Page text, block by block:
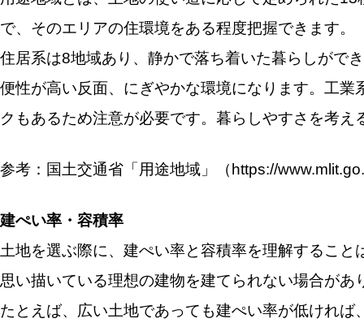
で、そのエリアの住環境をある程度把握できます。
住居系は8地域あり、静かで落ち着いた暮らしがで
便性が高い反面、にぎやかな環境になります。工
クもあるため注意が必要です。暮らしやすさを考
参考：国土交通省「用途地域」（https://
建ぺい率・容積率
土地を選ぶ際に、建ぺい率と容積率を理解するこ
思い描いている理想の建物を建てられない場合があ
たとえば、広い土地であっても建ぺい率が低けれ